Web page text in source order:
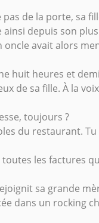
de la porte, sa
depuis son
oncle avait alors
huit heures et
de sa fille. À la
toujours ?
du restaurant. Tu
les factures
sa grande
dans un rocking